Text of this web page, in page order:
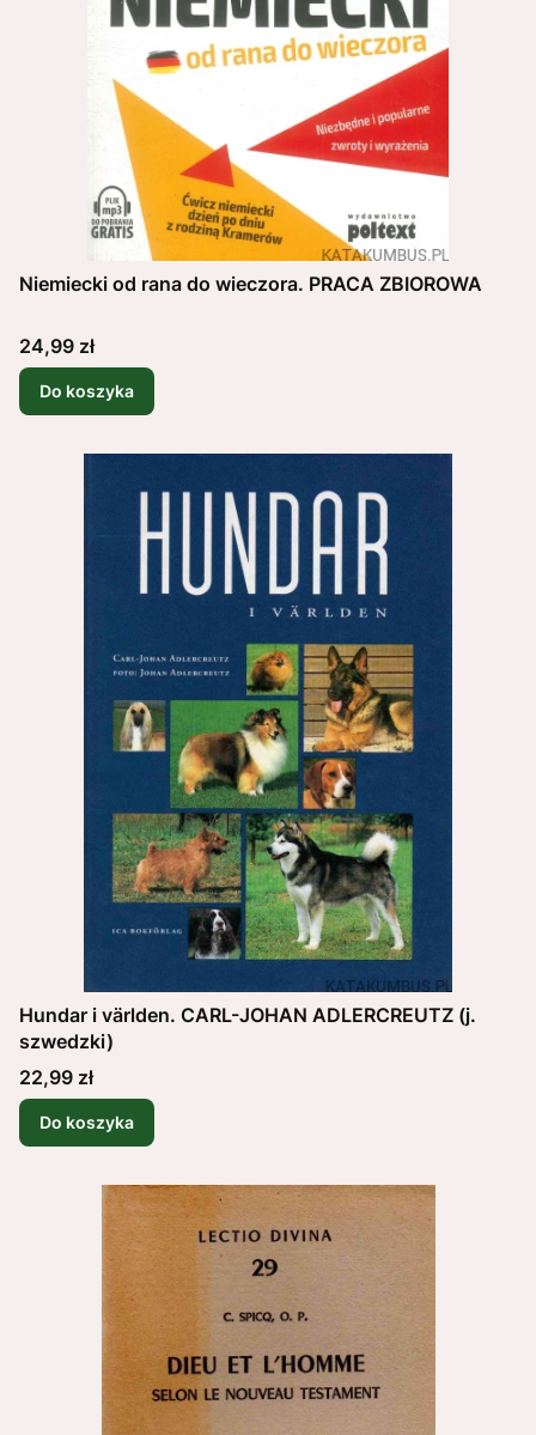
Niemiecki od rana do wieczora. PRACA ZBIOROWA
Cena
24,99 zł
Do koszyka
Hundar i världen. CARL-JOHAN ADLERCREUTZ (j.
szwedzki)
Cena
22,99 zł
Do koszyka